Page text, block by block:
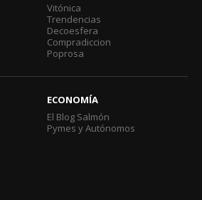
Vitónica
Trendencias
Decoesfera
Compradiccion
Poprosa
ECONOMÍA
El Blog Salmón
Pymes y Autónomos